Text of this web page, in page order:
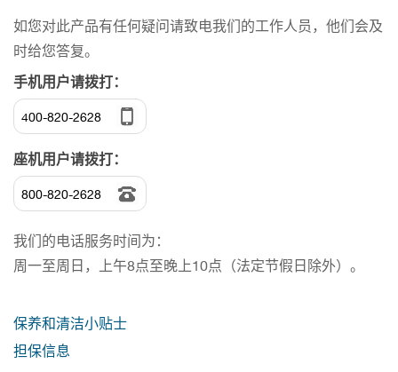
如您对此产品有任何疑问请致电我们的工作人员，他们会及
时给您答复。
手机用户请拨打：
400-820-2628
座机用户请拨打：
800-820-2628
我们的电话服务时间为：
周一至周日，上午8点至晚上10点（法定节假日除外）。
保养和清洁小贴士
担保信息